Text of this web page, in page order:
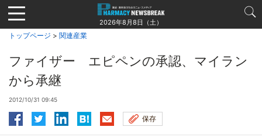
Jump
to
navigation
2026年8月8日（土）
トップページ > 関連産業
ファイザー エピペンの承認、マイラン
から承継
2012/10/31 09:45
保存